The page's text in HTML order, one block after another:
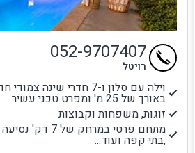
וילה עם סלון ו-7 חדרי
באורך של 25 מ' ומפרט טכני עשיר
זוגות, משפחות וקבוצות
מתחם פרטי
,בתי קפה ועוד...
052-9707407
רויטל